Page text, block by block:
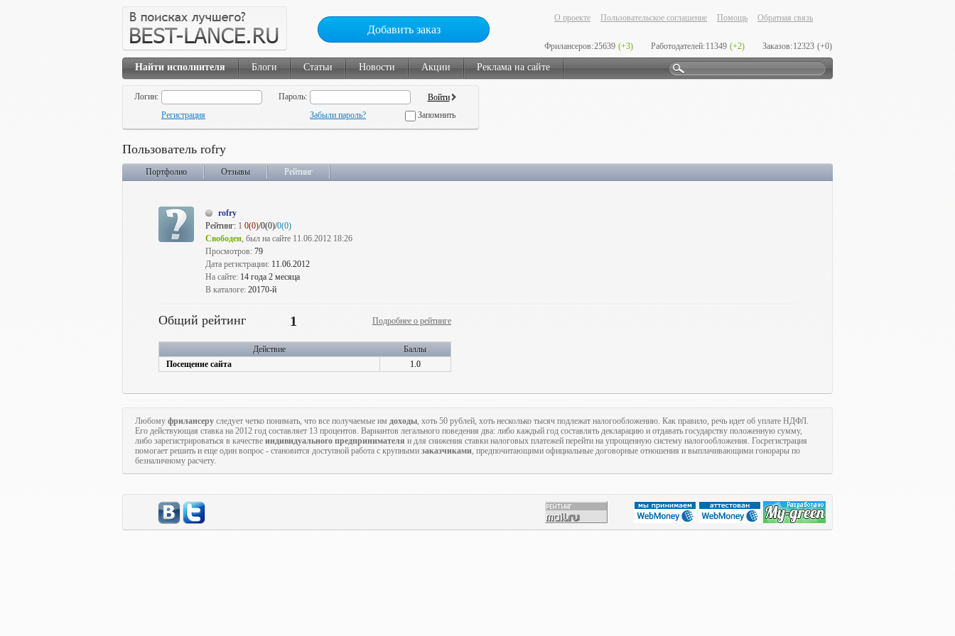
Добавить заказ
О проекте Пользовательское соглашение Помощь Обратная связь
Фрилансеров:25639 (+3) Работодателей:11349 (+2) Заказов:12323 (+0)
Найти исполнителя Блоги Статьи Новости Акции Реклама на сайте
Логин:
Пароль:
Регистрация
Забыли пароль? Запомнить
Пользователь rofry
Портфолио Отзывы Рейтинг
rofry
Рейтинг: 1 0(0)/0(0)/0(0)
Свободен, был на сайте 11.06.2012 18:26
Просмотров: 79
Дата регистрации: 11.06.2012
На сайте: 14 года 2 месяца
В каталоге: 20170-й
Общий рейтинг 1 Подробнее о рейтинге
Действие
Баллы
Посещение сайта
1.0
Любому фрилансеру следует четко понимать, что все получаемые им доходы, хоть 50 рублей, хоть несколько тысяч подлежат налогообложению. Как правило, речь идет об уплате НДФЛ.
Его действующая ставка на 2012 год составляет 13 процентов. Вариантов легального поведения два: либо каждый год составлять декларацию и отдавать государству положенную сумму,
либо зарегистрироваться в качестве индивидуального предпринимателя и для снижения ставки налоговых платежей перейти на упрощенную систему налогообложения. Госрегистрация
помогает решить и еще один вопрос - становится доступной работа с крупными заказчиками, предпочитающими официальные договорные отношения и выплачивающими гонорары по
безналичному расчету.